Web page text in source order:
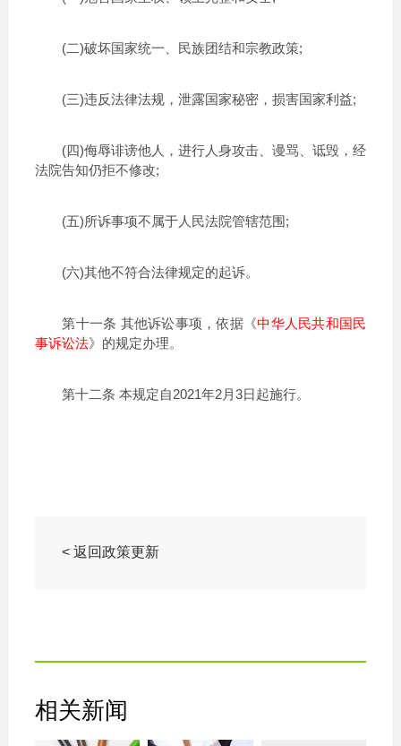
(二)破坏国家统一、民族团结和宗教政策;
(三)违反法律法规，泄露国家秘密，损害国家利益;
(四)侮辱诽谤他人，进行人身攻击、谩骂、诋毁，经
法院告知仍拒不修改;
(五)所诉事项不属于人民法院管辖范围;
(六)其他不符合法律规定的起诉。
第十一条 其他诉讼事项，依据《中华人民共和国民
事诉讼法》的规定办理。
第十二条 本规定自2021年2月3日起施行。
< 返回政策更新
相关新闻